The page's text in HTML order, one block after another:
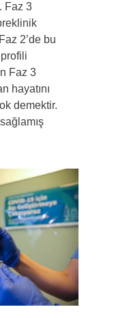
Faz 3
2’de bu
Faz 3
hayatını
demektir.